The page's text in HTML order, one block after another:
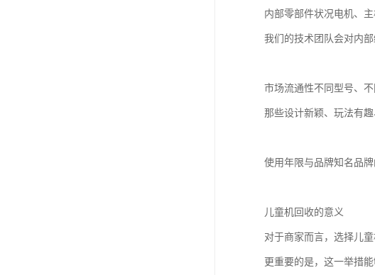
内部零部件状况电机、
我们的技术团队会对内
市场流通性不同型号、
那些设计新颖、玩法有
使用年限与品牌知名品
儿童机回收的意义
对于商家而言，选择儿
更重要的是，这一举措